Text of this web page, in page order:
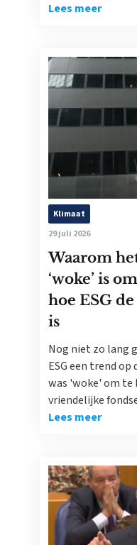
Lees meer
Klimaat
29 juli 2026
Waarom
‘woke’ is
hoe ESG
is
Nog niet zo lang
ESG een trend
was 'woke' om te
vriendelijke
Lees meer